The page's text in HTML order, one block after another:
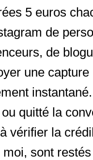
5 euros
de
de
une
quitté la
vérifier la
sont